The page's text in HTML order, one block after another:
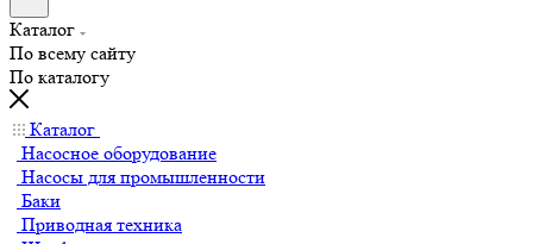
Каталог
По всему сайту
По каталогу
Каталог
Насосное оборудование
Насосы для промышленности
Баки
Приводная техника